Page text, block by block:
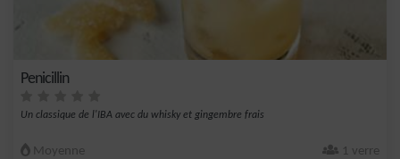
Penicillin
Un classique de l'IBA avec du whisky et gingembre frais
Moyenne 1 verre